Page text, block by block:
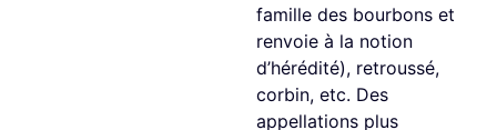
famille des bourbons et
renvoie à la notion
d’hérédité), retroussé,
corbin, etc. Des
appellations plus